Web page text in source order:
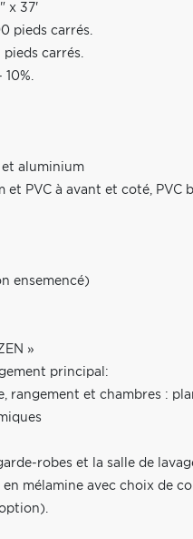
x 37'
pieds carrés.
carrés.
aluminium
et PVC à avant et coté, PVC
ensemencé)
»
principal:
rangement et chambres :
robes et la salle de
mélamine avec choix de